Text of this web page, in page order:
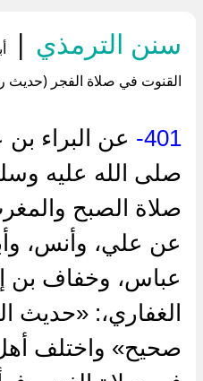
سنن الترمذي |
القنوت في صلاة الفجر (حديث رقم:
401-
عن البراء
صلى الله عليه
صلاة الصبح
عن علي، وأنس،
عباس، وخفاف بن
الغفاري،: «حديث
صحيح» واختلف